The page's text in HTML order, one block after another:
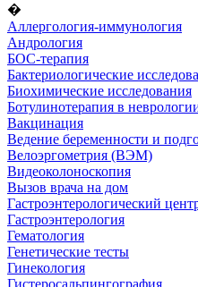
�
Аллергология-иммунология
Андрология
БОС-терапия
Бактериологические
Биохимические исследования
Ботулинотерапия в
Вакцинация
Ведение беременности и
Велоэргометрия (ВЭМ)
Видеоколоноскопия
Вызов врача на дом
Гастроэнтерологический
Гастроэнтерология
Гематология
Генетические тесты
Гинекология
Гистеросальпингография